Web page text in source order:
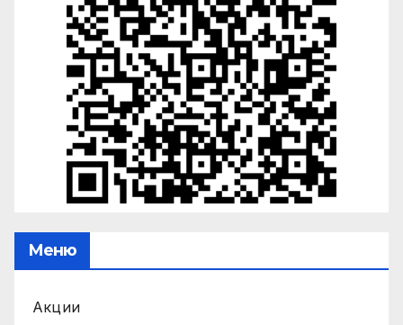
Меню
Акции